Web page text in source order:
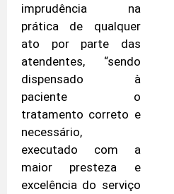
imprudência na
prática de qualquer
ato por parte das
atendentes, “sendo
dispensado à
paciente o
tratamento correto e
necessário,
executado com a
maior presteza e
excelência do serviço